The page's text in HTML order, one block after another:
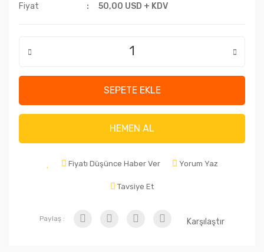
Fiyat
50,00 USD + KDV
SEPETE EKLE
HEMEN AL
Fiyatı Düşünce Haber Ver Yorum Yaz
Tavsiye Et
Paylaş : Karşılaştır